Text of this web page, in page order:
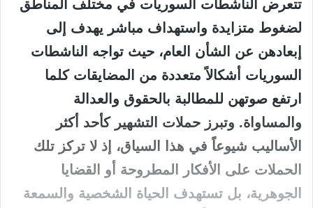
تتعرض الناشطات السوريات في مختلف المناطق
لضغوط متزايدة واستهداف مباشر يهدف إلى
إبعادهن عن الشأن العام، حيث تواجه الناشطات
السوريات أشكالاً متعددة من المضايقات كلما
ارتفع صوتهن للمطالبة بالحقوق والعدالة
والمساواة. وتبرز حملات التشهير كأحد أكثر
الأساليب شيوعاً في هذا السياق، إذ لا تركز تلك
الحملات على الأفكار المطروحة أو القضايا
الجوهرية، بل تستهدف الحياة الشخصية والسمعة